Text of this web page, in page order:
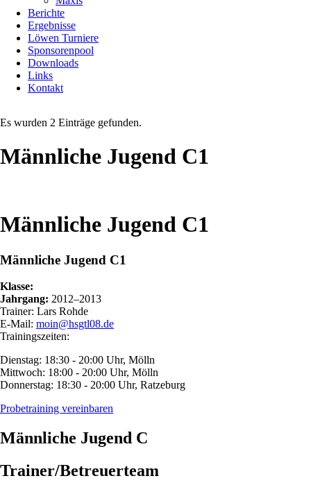
Berichte
Ergebnisse
Löwen Turniere
Sponsorenpool
Downloads
Links
Kontakt
Es wurden 2 Einträge gefunden.
Männliche Jugend C1
Männliche Jugend C1
Männliche Jugend C1
Klasse:
Jahrgang: 2012–2013
Trainer: Lars Rohde
E-Mail: moin@hsgtl08.de
Trainingszeiten:
Dienstag: 18:30 - 20:00 Uhr, Mölln
Mittwoch: 18:00 - 20:00 Uhr, Mölln
Donnerstag: 18:30 - 20:00 Uhr, Ratzeburg
Probetraining vereinbaren
Männliche Jugend C
Trainer/Betreuerteam